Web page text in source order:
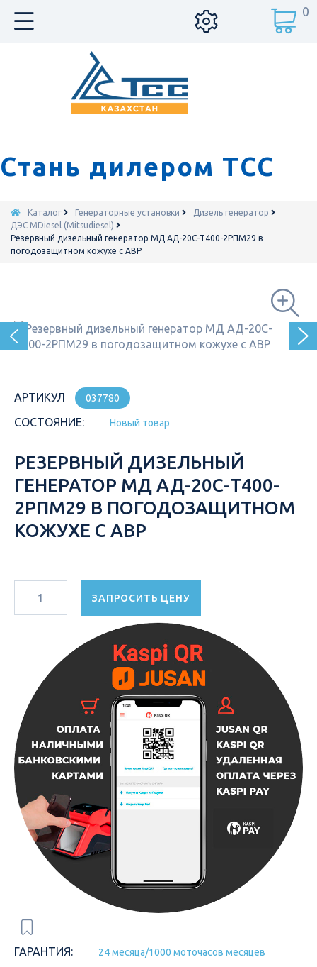
Стань дилером ТСС
0
Каталог Генераторные установки
Дизель генератор
ДЭС MDiesel (Mitsudiesel)
Резервный дизельный генератор МД АД-20С-Т400-2РПМ29 в
погодозащитном кожухе с АВР
АРТИКУЛ 037780
СОСТОЯНИЕ: Новый товар
РЕЗЕРВНЫЙ ДИЗЕЛЬНЫЙ
ГЕНЕРАТОР МД АД-20С-Т400-
2РПМ29 В ПОГОДОЗАЩИТНОМ
КОЖУХЕ С АВР
ЗАПРОСИТЬ ЦЕНУ
ГАРАНТИЯ: 24 месяца/1000 моточасов месяцев